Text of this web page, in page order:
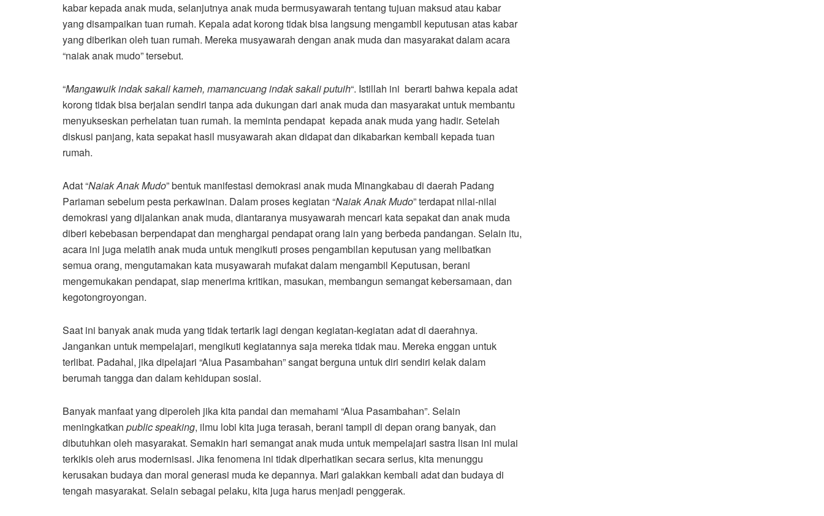
kabar kepada anak muda, selanjutnya anak muda bermusyawarah tentang tujuan maksud atau kabar
yang disampaikan tuan rumah. Kepala adat korong tidak bisa langsung mengambil keputusan atas kabar
yang diberikan oleh tuan rumah. Mereka musyawarah dengan anak muda dan masyarakat dalam acara
“naiak anak mudo” tersebut.
“Mangawuik indak sakali kameh, mamancuang indak sakali putuih“. Istillah ini berarti bahwa kepala adat
korong tidak bisa berjalan sendiri tanpa ada dukungan dari anak muda dan masyarakat untuk membantu
menyukseskan perhelatan tuan rumah. Ia meminta pendapat kepada anak muda yang hadir. Setelah
diskusi panjang, kata sepakat hasil musyawarah akan didapat dan dikabarkan kembali kepada tuan
rumah.
Adat “Naiak Anak Mudo” bentuk manifestasi demokrasi anak muda Minangkabau di daerah Padang
Pariaman sebelum pesta perkawinan. Dalam proses kegiatan “Naiak Anak Mudo” terdapat nilai-nilai
demokrasi yang dijalankan anak muda, diantaranya musyawarah mencari kata sepakat dan anak muda
diberi kebebasan berpendapat dan menghargai pendapat orang lain yang berbeda pandangan. Selain itu,
acara ini juga melatih anak muda untuk mengikuti proses pengambilan keputusan yang melibatkan
semua orang, mengutamakan kata musyawarah mufakat dalam mengambil Keputusan, berani
mengemukakan pendapat, siap menerima kritikan, masukan, membangun semangat kebersamaan, dan
kegotongroyongan.
Saat ini banyak anak muda yang tidak tertarik lagi dengan kegiatan-kegiatan adat di daerahnya.
Jangankan untuk mempelajari, mengikuti kegiatannya saja mereka tidak mau. Mereka enggan untuk
terlibat. Padahal, jika dipelajari “Alua Pasambahan” sangat berguna untuk diri sendiri kelak dalam
berumah tangga dan dalam kehidupan sosial.
Banyak manfaat yang diperoleh jika kita pandai dan memahami “Alua Pasambahan”. Selain
meningkatkan public speaking, ilmu lobi kita juga terasah, berani tampil di depan orang banyak, dan
dibutuhkan oleh masyarakat. Semakin hari semangat anak muda untuk mempelajari sastra lisan ini mulai
terkikis oleh arus modernisasi. Jika fenomena ini tidak diperhatikan secara serius, kita menunggu
kerusakan budaya dan moral generasi muda ke depannya. Mari galakkan kembali adat dan budaya di
tengah masyarakat. Selain sebagai pelaku, kita juga harus menjadi penggerak.